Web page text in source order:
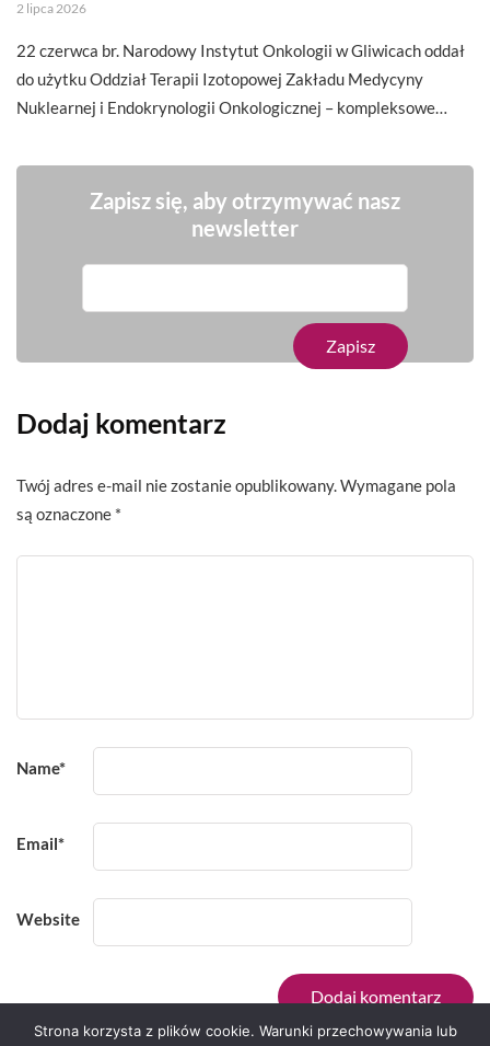
2 lipca 2026
22 czerwca br. Narodowy Instytut Onkologii w Gliwicach oddał
do użytku Oddział Terapii Izotopowej Zakładu Medycyny
Nuklearnej i Endokrynologii Onkologicznej – kompleksowe…
Zapisz się, aby otrzymywać nasz
newsletter
Dodaj komentarz
Twój adres e-mail nie zostanie opublikowany.Wymagane pola
są oznaczone *
Name*
Email*
Website
Strona korzysta z plików cookie. Warunki przechowywania lub